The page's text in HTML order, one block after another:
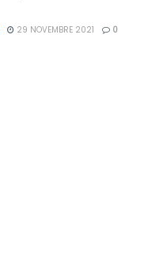
29 NOVEMBRE 2021 0